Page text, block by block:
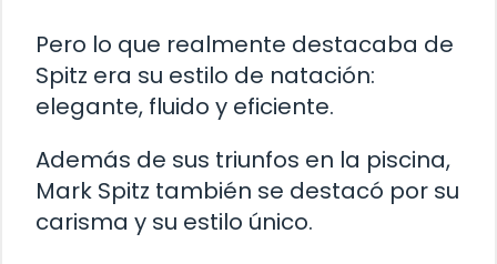
Pero lo que realmente destacaba de
Spitz era su estilo de natación:
elegante, fluido y eficiente.
Además de sus triunfos en la piscina,
Mark Spitz también se destacó por su
carisma y su estilo único.